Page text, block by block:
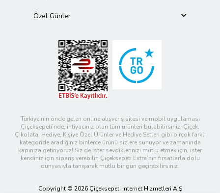
Özel Günler
Türkiye’nin önde gelen online alışveriş sitesi ve mobil uygulaması
Çiçeksepeti’nde, ihtiyacınız olan tüm ürünleri bulabilirsiniz. Çiçek,
Çikolata, Hediye, Kişiye Özel Ürünler ve Hediye Setleri gibi birçok farklı
kategoride aradığınız binlerce ürünü sizlere sunuyor ve zamanında
kapınıza getiriyoruz! Siz de ister sevdiklerinizi mutlu etmek için, ister
kendiniz için sipariş verebilir; Çiçeksepeti Extra’nın fırsatlarla dolu
dünyasıyla tanışarak mutlu bir gün geçirebilirsiniz.
Copyright © 2026 Çiçeksepeti İnternet Hizmetleri A.Ş